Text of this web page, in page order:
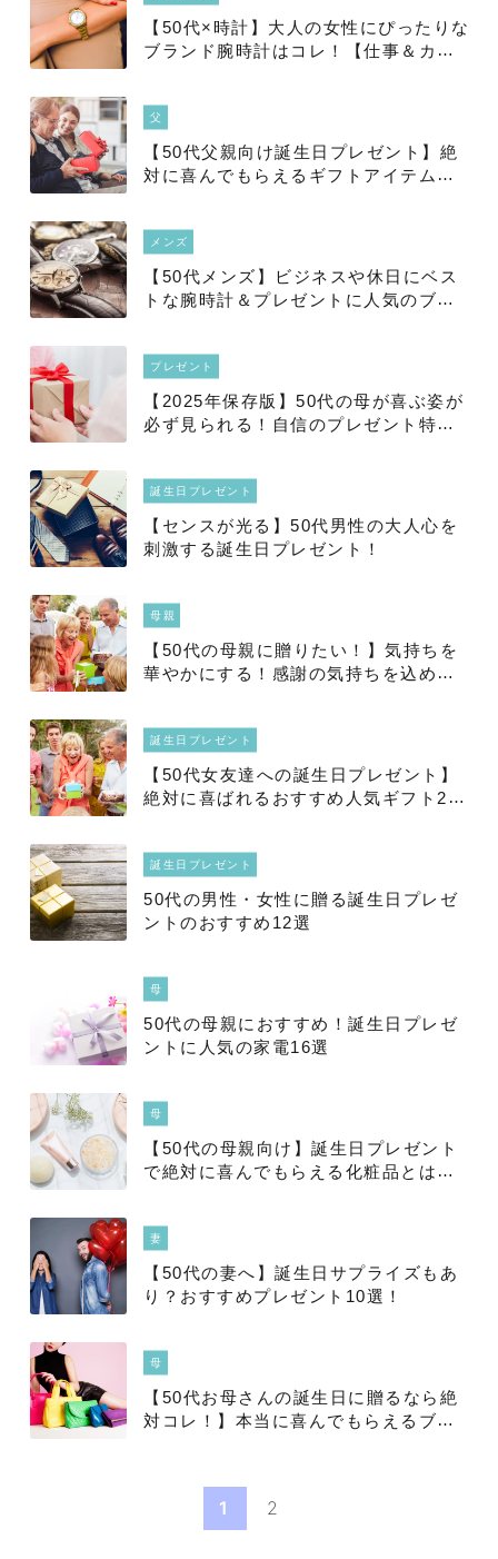
【50代×時計】大人の女性にぴったりな
ブランド腕時計はコレ！【仕事＆カジ
父
【50代父親向け誕生日プレゼント】絶
対に喜んでもらえるギフトアイテム特
メンズ
【50代メンズ】ビジネスや休日にベス
トな腕時計＆プレゼントに人気のブラ
プレゼント
【2025年保存版】50代の母が喜ぶ姿が
必ず見られる！自信のプレゼント特集
誕生日プレゼント
【センスが光る】50代男性の大人心を
刺激する誕生日プレゼント！
母親
【50代の母親に贈りたい！】気持ちを
華やかにする！感謝の気持ちを込めた
誕生日プレゼント
【50代女友達への誕生日プレゼント】
絶対に喜ばれるおすすめ人気ギフト20
誕生日プレゼント
50代の男性・女性に贈る誕生日プレゼ
ントのおすすめ12選
母
50代の母親におすすめ！誕生日プレゼ
ントに人気の家電16選
母
【50代の母親向け】誕生日プレゼント
で絶対に喜んでもらえる化粧品とは？
妻
【50代の妻へ】誕生日サプライズもあ
り？おすすめプレゼント10選！
母
【50代お母さんの誕生日に贈るなら絶
対コレ！】本当に喜んでもらえるブラ
1 2